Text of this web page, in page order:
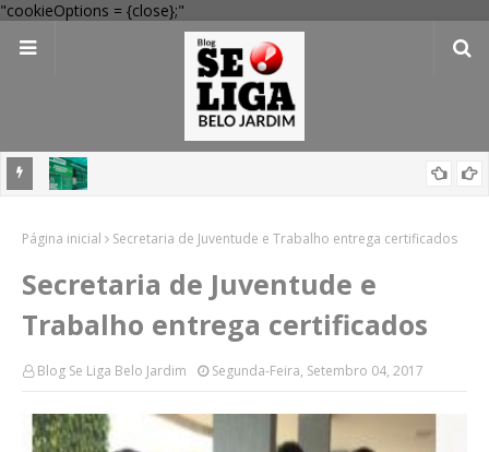
"cookieOptions = {close};"
compras
Página inicial Secretaria de Juventude e Trabalho entrega certificados
Secretaria de Juventude e
Trabalho entrega certificados
Blog Se Liga Belo Jardim Segunda-Feira, Setembro 04, 2017